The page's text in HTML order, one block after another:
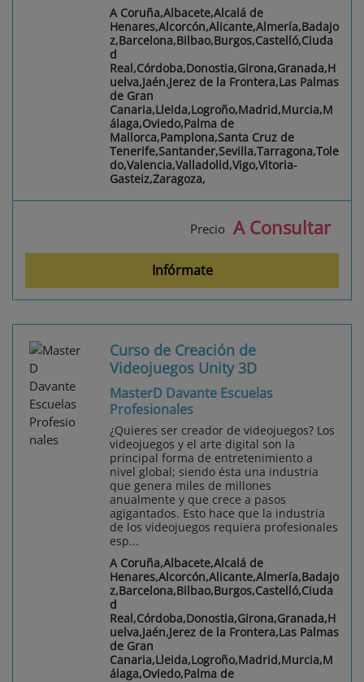
A Coruña,Albacete,Alcalá de
Henares,Alcorcón,Alicante,Almería,Badajo
z,Barcelona,Bilbao,Burgos,Castelló,Ciuda
d
Real,Córdoba,Donostia,Girona,Granada,H
uelva,Jaén,Jerez de la Frontera,Las Palmas
de Gran
Canaria,Lleida,Logroño,Madrid,Murcia,M
álaga,Oviedo,Palma de
Mallorca,Pamplona,Santa Cruz de
Tenerife,Santander,Sevilla,Tarragona,Tole
do,Valencia,Valladolid,Vigo,Vitoria-
Gasteiz,Zaragoza,
Precio A Consultar
Infórmate
Curso de Creación de
Videojuegos Unity 3D
MasterD Davante Escuelas
Profesionales
¿Quieres ser creador de videojuegos? Los
videojuegos y el arte digital son la
principal forma de entretenimiento a
nivel global; siendo ésta una industria
que genera miles de millones
anualmente y que crece a pasos
agigantados. Esto hace que la industria
de los videojuegos requiera profesionales
esp...
A Coruña,Albacete,Alcalá de
Henares,Alcorcón,Alicante,Almería,Badajo
z,Barcelona,Bilbao,Burgos,Castelló,Ciuda
d
Real,Córdoba,Donostia,Girona,Granada,H
uelva,Jaén,Jerez de la Frontera,Las Palmas
de Gran
Canaria,Lleida,Logroño,Madrid,Murcia,M
álaga,Oviedo,Palma de